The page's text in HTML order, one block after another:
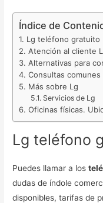
Índice de
Lg teléfono gratuito
Atención al cliente
Alternativas para
Consultas
Más sobre Lg
Servicios de Lg
Oficinas físicas.
Lg teléfono
Puedes llamar a los
dudas de índole
disponibles, tarifas de